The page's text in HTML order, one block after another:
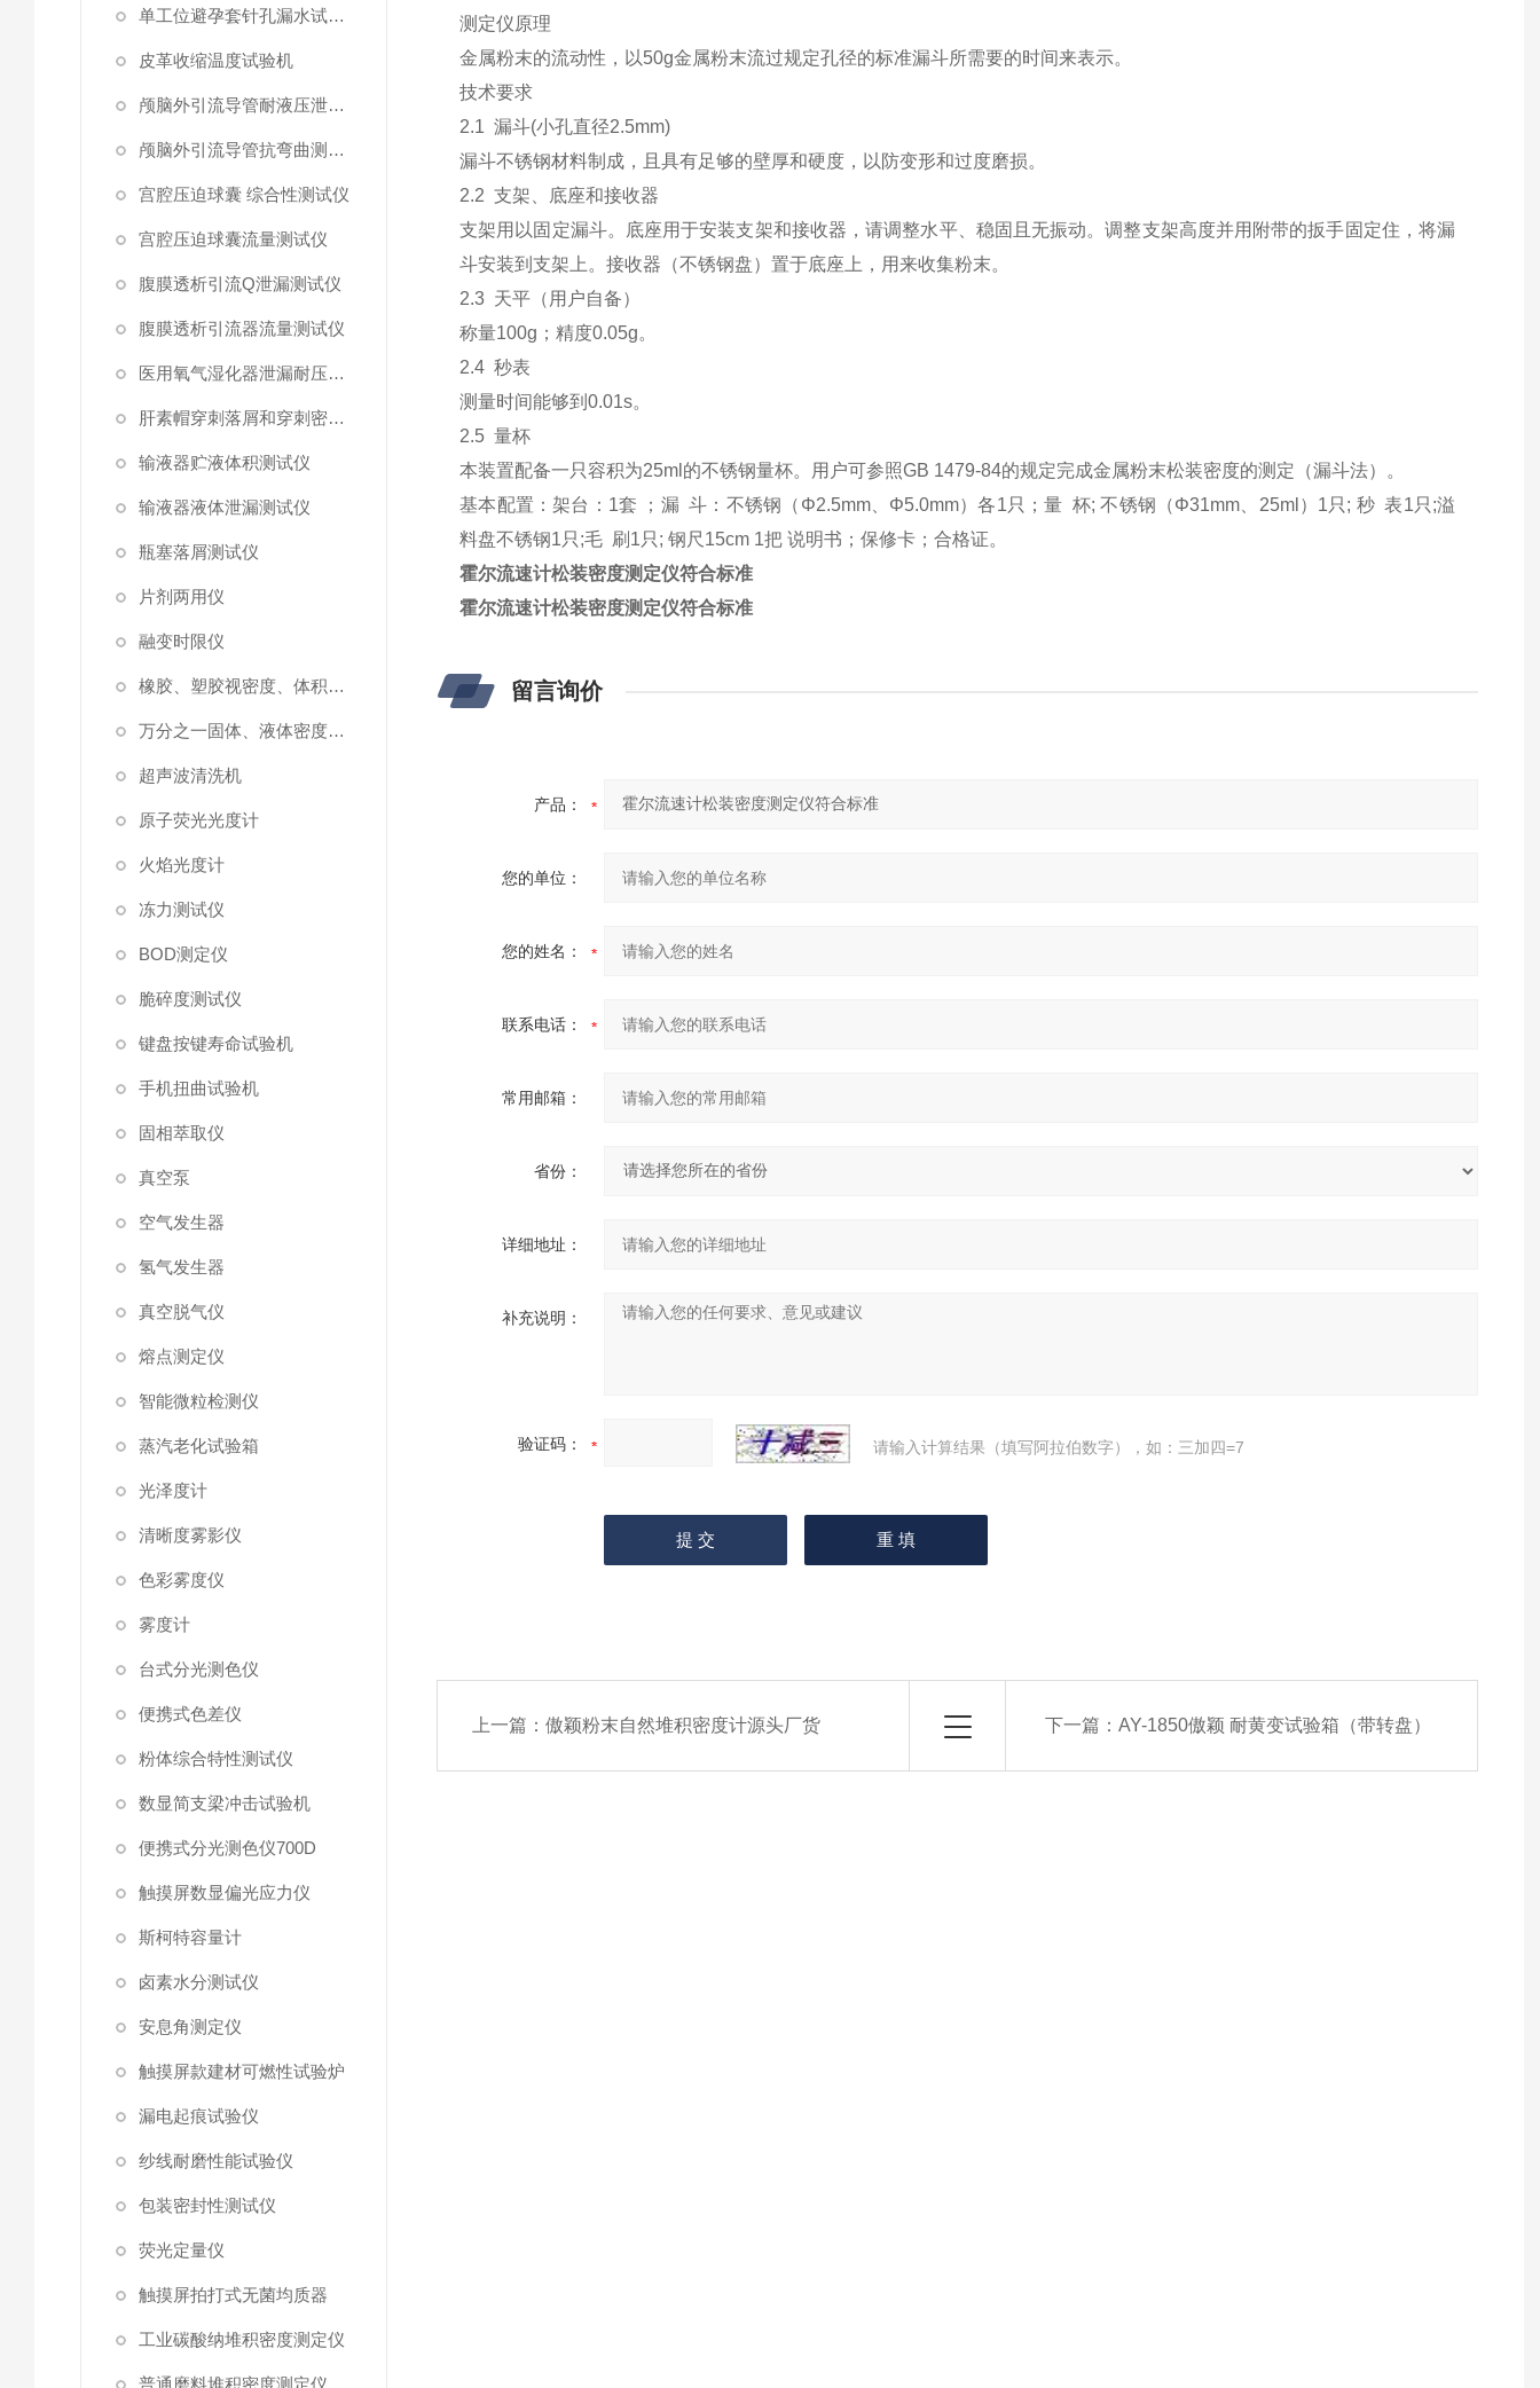
单工位避孕套针孔漏水试验仪
皮革收缩温度试验机
颅脑外引流导管耐液压泄漏测试仪
颅脑外引流导管抗弯曲测试仪
宫腔压迫球囊 综合性测试仪
宫腔压迫球囊流量测试仪
腹膜透析引流Q泄漏测试仪
腹膜透析引流器流量测试仪
医用氧气湿化器泄漏耐压测试仪
肝素帽穿刺落屑和穿刺密封性测试仪
输液器贮液体积测试仪
输液器液体泄漏测试仪
瓶塞落屑测试仪
片剂两用仪
融变时限仪
橡胶、塑胶视密度、体积测试仪
万分之一固体、液体密度测定仪
超声波清洗机
原子荧光光度计
火焰光度计
冻力测试仪
BOD测定仪
脆碎度测试仪
键盘按键寿命试验机
手机扭曲试验机
固相萃取仪
真空泵
空气发生器
氢气发生器
真空脱气仪
熔点测定仪
智能微粒检测仪
蒸汽老化试验箱
光泽度计
清晰度雾影仪
色彩雾度仪
雾度计
台式分光测色仪
便携式色差仪
粉体综合特性测试仪
数显简支梁冲击试验机
便携式分光测色仪700D
触摸屏数显偏光应力仪
斯柯特容量计
卤素水分测试仪
安息角测定仪
触摸屏款建材可燃性试验炉
漏电起痕试验仪
纱线耐磨性能试验仪
包装密封性测试仪
荧光定量仪
触摸屏拍打式无菌均质器
工业碳酸纳堆积密度测定仪
普通磨料堆积密度测定仪
测定仪原理
金属粉末的流动性，以50g金属粉末流过规定孔径的标准漏斗所需要的时间来表示。
技术要求
2.1漏斗(小孔直径2.5mm)
漏斗不锈钢材料制成，且具有足够的壁厚和硬度，以防变形和过度磨损。
2.2支架、底座和接收器
支架用以固定漏斗。底座用于安装支架和接收器，请调整水平、稳固且无振动。调整支架高度并用附带的扳手固定住，将漏
斗安装到支架上。接收器（不锈钢盘）置于底座上，用来收集粉末。
2.3 天平（用户自备）
称量100g ；精度0.05g。
2.4秒表
测量时间能够到0.01s。
2.5量杯
本装置配备一只容积为25ml 的不锈钢量杯。用户可参照GB 1479-84的规定完成金属粉末松装密度的测定（漏斗法）。
基本配置：架台： 1套 ；漏 斗：不锈钢（ Φ2.5mm、 Φ5.0mm）各1 只；量 杯;不锈钢（Φ31mm 25ml ） 1 只 ; 秒 表1 只 ;溢
料盘不锈钢1 只 ;毛 刷 1 只 ;钢尺 15cm 1把 说明书；保修卡；合格证。
霍尔流速计松装密度测定仪符合标准
霍尔流速计松装密度测定仪符合标准
留言询价
产品：
您的单位：
您的姓名：
联系电话：
常用邮箱：
省份：
详细地址：
补充说明：
验证码： 请输入计算结果（填写阿拉伯数字），如：三加四=7
上一篇：傲颖粉末自然堆积密度计源头厂货 下一篇： AY-1850傲颖 耐黄变试验箱（带转盘）